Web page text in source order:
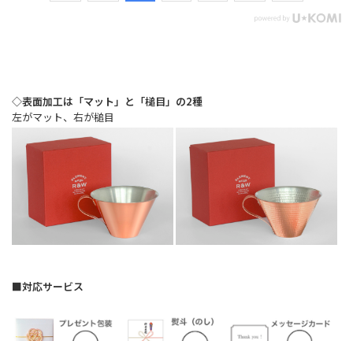
◇表面加工は「マット」と「槌目」の2種
左がマット、右が槌目
■対応サービス